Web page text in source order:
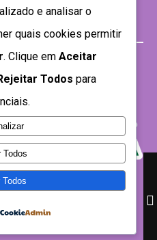
e analisar o
quais cookies permitir
. Clique em Aceitar
Todos para
Todos